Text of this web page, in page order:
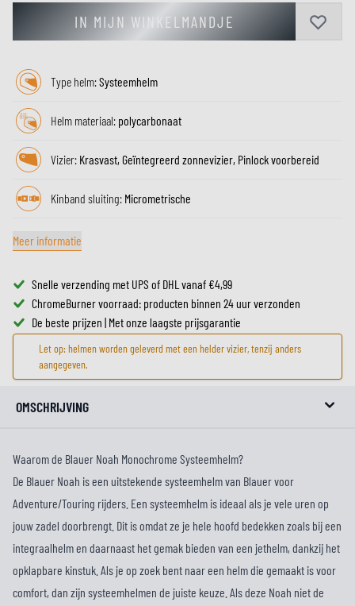
IN MIJN WINKELMANDJE
Type helm:Systeemhelm
Helm materiaal: polycarbonaat
Vizier: Krasvast, Geïntegreerd zonnevizier, Pinlock voorbereid
Kinband sluiting: Micrometrische
Meer informatie
Snelle verzending met UPS of DHL vanaf €4,99
ChromeBurner voorraad: producten binnen 24 uur verzonden
De beste prijzen | Met onze laagste prijsgarantie
Let op: helmen worden geleverd met een helder vizier, tenzij anders
aangegeven.
OMSCHRIJVING
Waarom de Blauer Noah Monochrome Systeemhelm?
De Blauer Noah is een uitstekende systeemhelm van Blauer voor
Adventure/Touring rijders. Een systeemhelm is ideaal als je vele uren op
jouw zadel doorbrengt. Dit is omdat ze je hele hoofd bedekken zoals bij een
integraalhelm en daarnaast het gemak bieden van een jethelm, dankzij het
opklapbare kinstuk. Als je op zoek bent naar een helm die gemaakt is voor
comfort, dan zijn systeemhelmen de juiste keuze. Als deze Noah niet de